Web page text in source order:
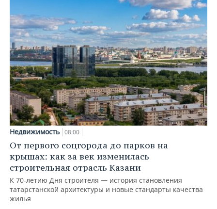
Недвижимость 08:00
От первого соцгорода до парков на
крышах: как за век изменилась
строительная отрасль Казани
К 70-летию Дня строителя — история становления
татарстанской архитектуры и новые стандарты качества
жилья